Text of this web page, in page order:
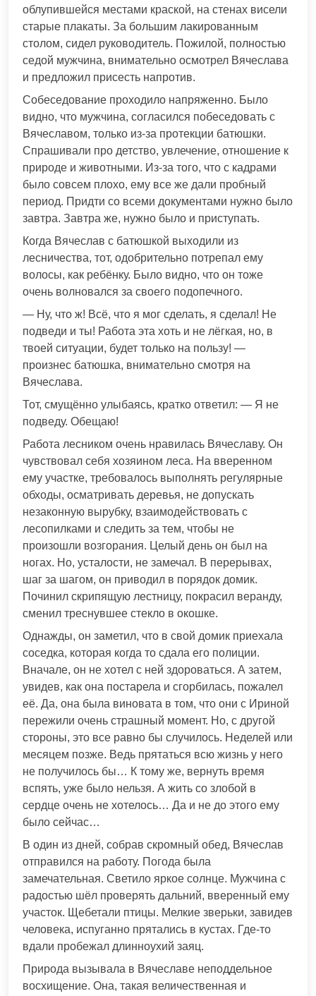
облупившейся местами краской, на стенах висели
старые плакаты. За большим лакированным
столом, сидел руководитель. Пожилой, полностью
седой мужчина, внимательно осмотрел Вячеслава
и предложил присесть напротив.
Собеседование проходило напряженно. Было
видно, что мужчина, согласился побеседовать с
Вячеславом, только из-за протекции батюшки.
Спрашивали про детство, увлечение, отношение к
природе и животными. Из-за того, что с кадрами
было совсем плохо, ему все же дали пробный
период. Придти со всеми документами нужно было
завтра. Завтра же, нужно было и приступать.
Когда Вячеслав с батюшкой выходили из
лесничества, тот, одобрительно потрепал ему
волосы, как ребёнку. Было видно, что он тоже
очень волновался за своего подопечного.
— Ну, что ж! Всё, что я мог сделать, я сделал! Не
подведи и ты! Работа эта хоть и не лёгкая, но, в
твоей ситуации, будет только на пользу! —
произнес батюшка, внимательно смотря на
Вячеслава.
Тот, смущённо улыбаясь, кратко ответил: — Я не
подведу. Обещаю!
Работа лесником очень нравилась Вячеславу. Он
чувствовал себя хозяином леса. На вверенном
ему участке, требовалось выполнять регулярные
обходы, осматривать деревья, не допускать
незаконную вырубку, взаимодействовать с
лесопилками и следить за тем, чтобы не
произошли возгорания. Целый день он был на
ногах. Но, усталости, не замечал. В перерывах,
шаг за шагом, он приводил в порядок домик.
Починил скрипящую лестницу, покрасил веранду,
сменил треснувшее стекло в окошке.
Однажды, он заметил, что в свой домик приехала
соседка, которая когда то сдала его полиции.
Вначале, он не хотел с ней здороваться. А затем,
увидев, как она постарела и сгорбилась, пожалел
её. Да, она была виновата в том, что они с Ириной
пережили очень страшный момент. Но, с другой
стороны, это все равно бы случилось. Неделей или
месяцем позже. Ведь прятаться всю жизнь у него
не получилось бы… К тому же, вернуть время
вспять, уже было нельзя. А жить со злобой в
сердце очень не хотелось… Да и не до этого ему
было сейчас…
В один из дней, собрав скромный обед, Вячеслав
отправился на работу. Погода была
замечательная. Светило яркое солнце. Мужчина с
радостью шёл проверять дальний, вверенный ему
участок. Щебетали птицы. Мелкие зверьки, завидев
человека, испуганно прятались в кустах. Где-то
вдали пробежал длинноухий заяц.
Природа вызывала в Вячеславе неподдельное
восхищение. Она, такая величественная и